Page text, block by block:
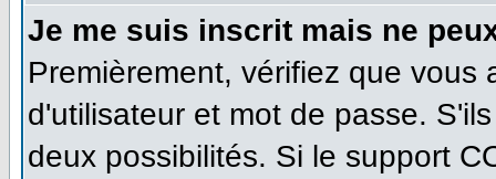
Je me suis inscrit mais ne
Premièrement, vérifiez que
d'utilisateur et mot de passe.
deux possibilités. Si le support